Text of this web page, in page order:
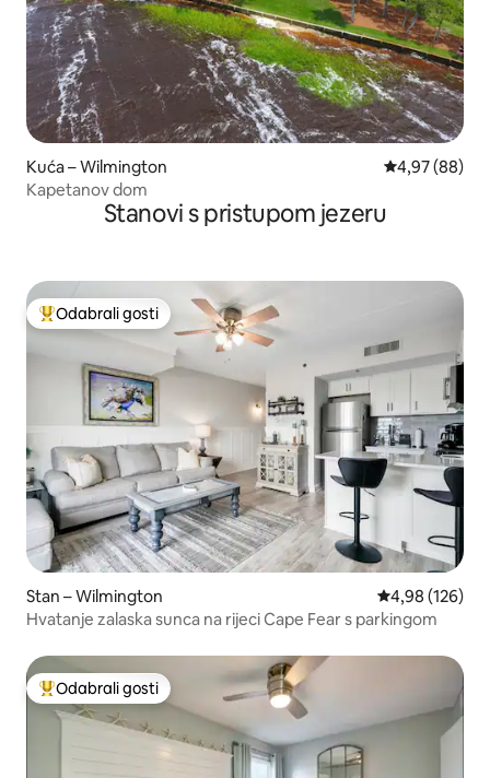
Kuća – Wilmington Prosječna
4,97 (88)
Kapetanov dom
Stanovi s pristupom jezeru
Među najviše rangiranima s oznakom „Odabrali gosti”
Odabrali gosti
Stan – Wilmington Prosječna
4,98 (126)
Hvatanje zalaska sunca na rijeci Cape Fear s parkingom
Među najviše rangiranima s oznakom „Odabrali gosti”
Odabrali gosti